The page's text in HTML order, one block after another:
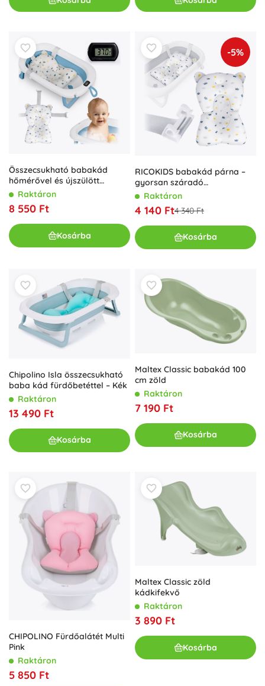
Összecsukható babakád
hőmérővel és újszülött
betéttel, fehér-kék
Raktáron
8 550 Ft
Kosárba
-5%
RICOKIDS babakád párna –
gyorsan száradó
ergonomikus betét, fehér–kék
Raktáron
4 140 Ft4 340 Ft
Kosárba
Chipolino Isla összecsukható
baba kád fürdőbetéttel – Kék
Raktáron
13 490 Ft
Kosárba
Maltex Classic babakád 100
cm zöld
Raktáron
7 190 Ft
Kosárba
CHIPOLINO Fürdőalátét Multi
Pink
Raktáron
5 850 Ft
Maltex Classic zöld
kádkifekvő
Raktáron
3 890 Ft
Kosárba